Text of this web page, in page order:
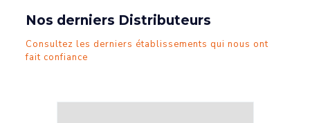
Nos derniers Distributeurs
Consultez les derniers établissements qui nous ont
fait confiance